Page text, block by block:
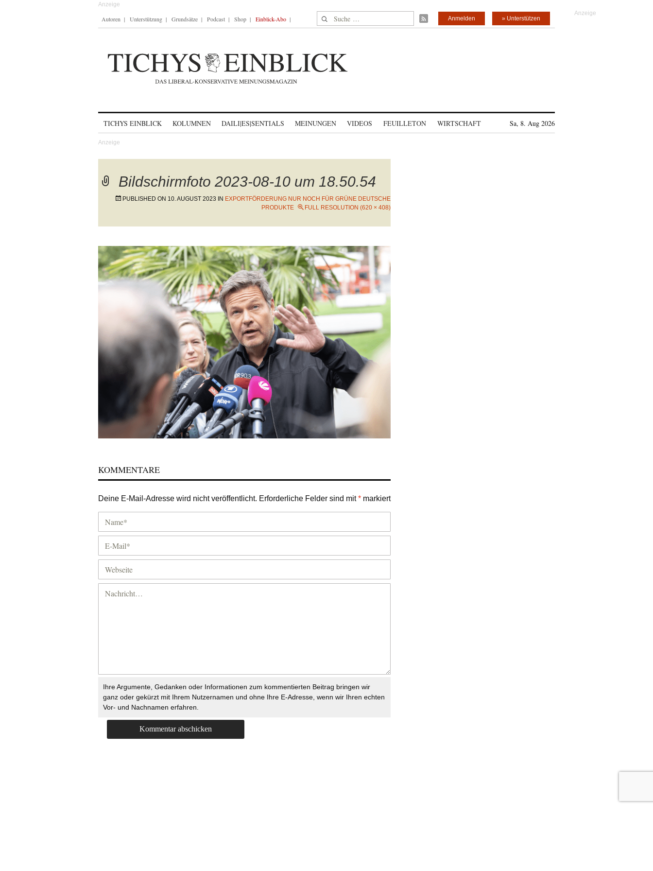
Autoren Unterstützung Grundsätze Podcast Shop Einblick-Abo Suche nach: » Unterstützen
Anmelden
TICHYS EINBLICK KOLUMNEN DAILI|ES|SENTIALS MEINUNGEN VIDEOS FEUILLETON WIRTSCHAFT Sa, 8. Aug 2026
Bildschirmfoto 2023-08-10 um 18.50.54
PUBLISHED ON 10. AUGUST 2023 IN EXPORTFÖRDERUNG NUR NOCH FÜR GRÜNE DEUTSCHE
PRODUKTE
FULL RESOLUTION (620 × 408)
KOMMENTARE
Deine E-Mail-Adresse wird nicht veröffentlicht. Erforderliche Felder sind mit* markiert
Ihre Argumente, Gedanken oder Informationen zum kommentierten Beitrag bringen wir
ganz oder gekürzt mit Ihrem Nutzernamen und ohne Ihre E-Adresse, wenn wir Ihren echten
Vor- und Nachnamen erfahren.